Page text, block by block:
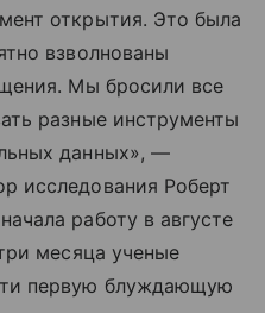
открытия. Это была
взволнованы
Мы бросили все
разные инструменты
данных», —
исследования Роберт
работу в августе
месяца ученые
первую блуждающую